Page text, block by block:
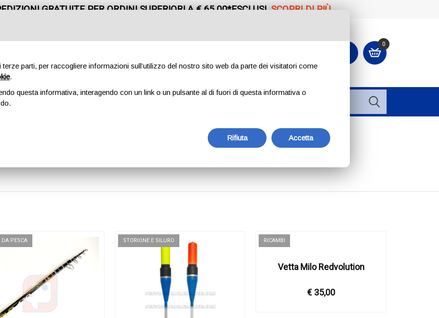
GRATUITE PER ORDINI SUPERIORI A € 65,00*ESCLUSI. SCOPRI DI PIÙ
0
MARCHI
DA PESCA STORIONE E SILURO RICAMBI
Vetta Milo Redvolution
€ 35,00
parti, per raccogliere informazioni sull’utilizzo del nostro sito web da parte dei visitatori come
.
questa informativa, interagendo con un link o un pulsante al di fuori di questa informativa o
Rifiuta Accetta